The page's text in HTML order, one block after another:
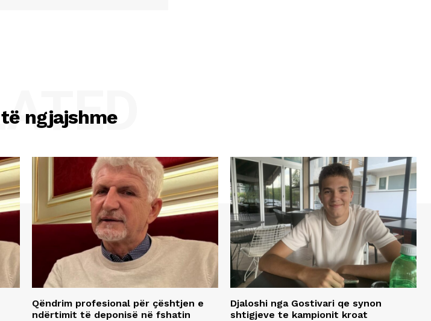
ngjajshme
Qëndrim profesional për çështjen e
ndërtimit të deponisë në fshatin
Djaloshi nga Gostivari qe synon
shtigjeve te kampionit kroat